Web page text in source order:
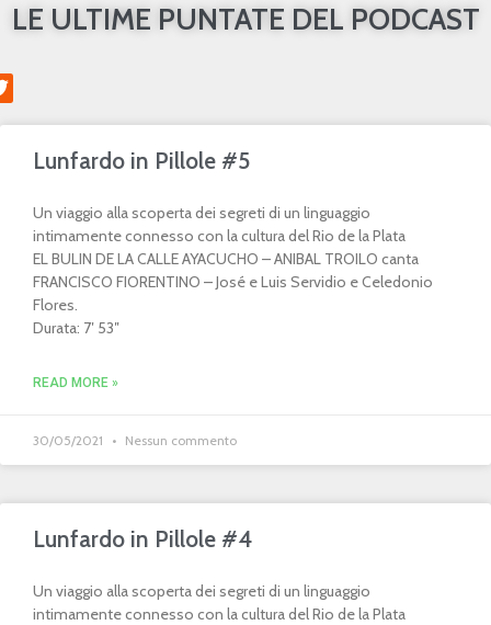
LE ULTIME PUNTATE DEL PODCAST
Lunfardo in Pillole #5
Un viaggio alla scoperta dei segreti di un linguaggio
intimamente connesso con la cultura del Rio de la Plata
EL BULIN DE LA CALLE AYACUCHO – ANIBAL TROILO canta
FRANCISCO FIORENTINO – José e Luis Servidio e Celedonio
Flores.
Durata: 7′ 53″
READ MORE »
30/05/2021 Nessun commento
Lunfardo in Pillole #4
Un viaggio alla scoperta dei segreti di un linguaggio
intimamente connesso con la cultura del Rio de la Plata